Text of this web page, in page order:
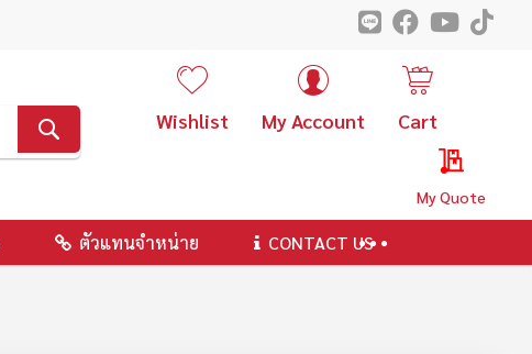
My Quote
Wishlist My Account Cart
ตัวแทนจำหน่าย CONTACT US